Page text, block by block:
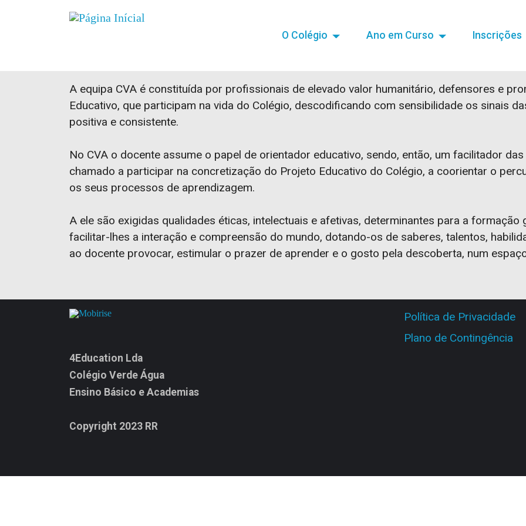
A equipa CVA é constituída por profissionais de elevado valor humanitário, defensores e
Educativo, que participam na vida do Colégio, descodificando com sensibilidade os sinais
positiva e consistente.
No CVA o docente assume o papel de orientador educativo, sendo, então, um facilitador
chamado a participar na concretização do Projeto Educativo do Colégio, a coorientar o
os seus processos de aprendizagem.
A ele são exigidas qualidades éticas, intelectuais e afetivas, determinantes para a formação
facilitar-lhes a interação e compreensão do mundo, dotando-os de saberes, talentos,
ao docente provocar, estimular o prazer de aprender e o gosto pela descoberta, num
O Colégio Ano em Curso Inscrições
4Education Lda
Colégio Verde Água
Ensino Básico e Academias
Copyright 2023 RR
Política de Privacidade
Plano de Contingência